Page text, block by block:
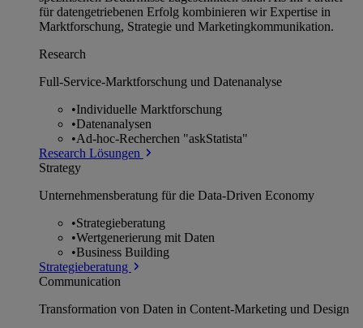
für datengetriebenen Erfolg kombinieren wir Expertise in
Marktforschung, Strategie und Marketingkommunikation.
Research
Full-Service-Marktforschung und Datenanalyse
•Individuelle Marktforschung
•Datenanalysen
•Ad-hoc-Recherchen "askStatista"
Research Lösungen
Strategy
Unternehmens­beratung für die Data-Driven Economy
•Strategieberatung
•Wertgenerierung mit Daten
•Business Building
Strategieberatung
Communication
Transformation von Daten in Content-Marketing und Design